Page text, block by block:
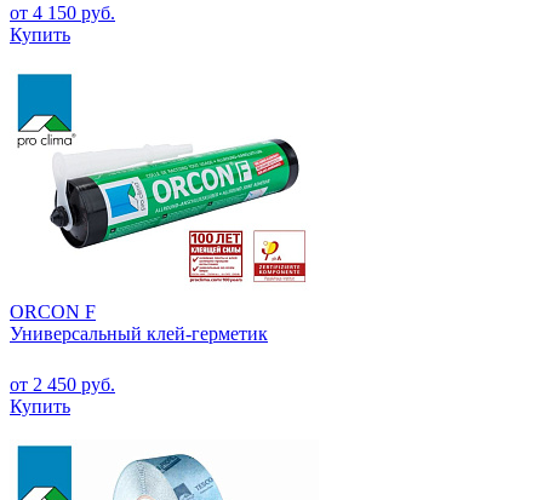
от 4 150 руб.
Купить
ORCON F
Универсальный клей-герметик
от 2 450 руб.
Купить